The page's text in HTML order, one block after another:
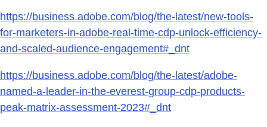
https://business.adobe.com/blog/the-latest/new-tools-
for-marketers-in-adobe-real-time-cdp-unlock-efficiency-
and-scaled-audience-engagement#_dnt
https://business.adobe.com/blog/the-latest/adobe-
named-a-leader-in-the-everest-group-cdp-products-
peak-matrix-assessment-2023#_dnt